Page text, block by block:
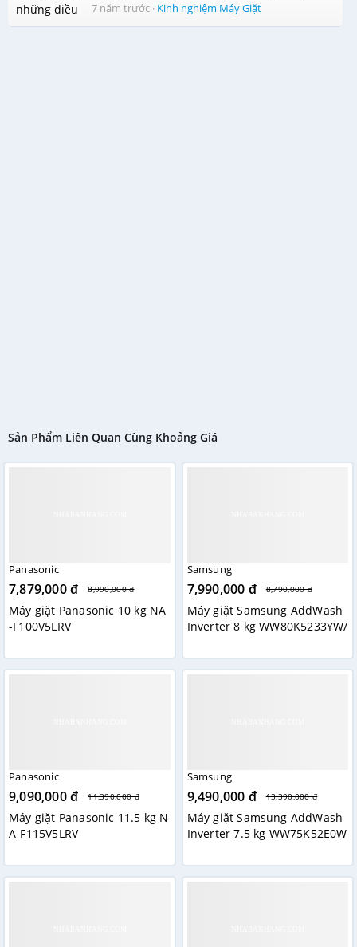
7 năm trước · Kinh nghiệm Máy Giặt
Sản Phẩm Liên Quan Cùng Khoảng Giá
Panasonic
7,879,000 đ 8,990,000 đ
Máy giặt Panasonic 10 kg NA
-F100V5LRV
Samsung
7,990,000 đ 8,790,000 đ
Máy giặt Samsung AddWash
Inverter 8 kg WW80K5233YW/
Panasonic
9,090,000 đ 11,390,000 đ
Máy giặt Panasonic 11.5 kg N
A-F115V5LRV
Samsung
9,490,000 đ 13,390,000 đ
Máy giặt Samsung AddWash
Inverter 7.5 kg WW75K52E0W